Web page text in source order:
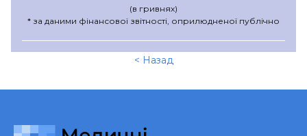
(в гривнях)
* за даними фінансової звітності, оприлюдненої публічно
< Назад